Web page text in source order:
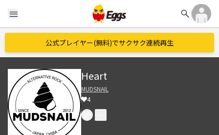
menu search
公式プレイヤー(無料)でサクサク連続再生
Heart
MUDSNAIL
4